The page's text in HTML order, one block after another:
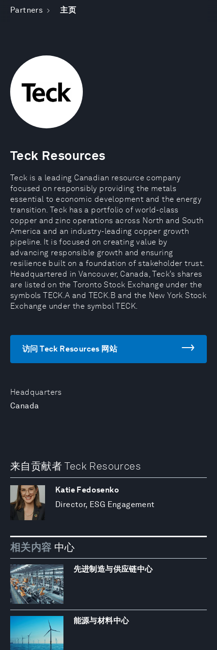
Partners 主页
Headquarters
Canada
Teck Resources
Teck is a leading Canadian resource company
focused on responsibly providing the metals
essential to economic development and the energy
transition. Teck has a portfolio of world-class
copper and zinc operations across North and South
America and an industry-leading copper growth
pipeline. It is focused on creating value by
advancing responsible growth and ensuring
resilience built on a foundation of stakeholder trust.
Headquartered in Vancouver, Canada, Teck’s shares
are listed on the Toronto Stock Exchange under the
symbols TECK.A and TECK.B and the New York Stock
Exchange under the symbol TECK.
访问 Teck Resources 网站
来自贡献者 Teck Resources
Katie Fedosenko
Director, ESG Engagement
相关内容 中心
先进制造与供应链中心
能源与材料中心